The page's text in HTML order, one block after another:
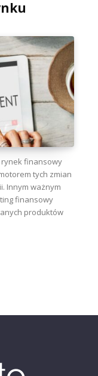
rynek finansowy
tych zmian
Innym ważnym
finansowy
produktów